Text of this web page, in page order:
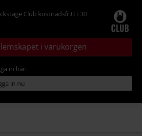
Club kostnadsfritt i 30
i varukorgen
in här:
in nu